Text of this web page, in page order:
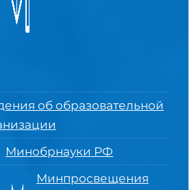
об образовательной
Минобрнауки РФ
Минпросвещения